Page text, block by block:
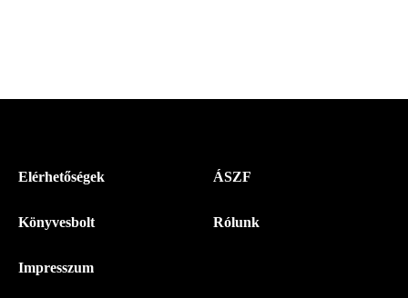
Menü
Magyar
-
Elérhetőségek
Könyvesbolt
Impresszum
ÁSZF
Rólunk